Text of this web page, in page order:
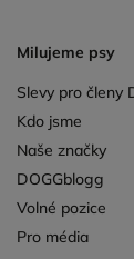
Milujeme psy
Slevy pro členy
Kdo jsme
Naše značky
DOGGblogg
Volné pozice
Pro média